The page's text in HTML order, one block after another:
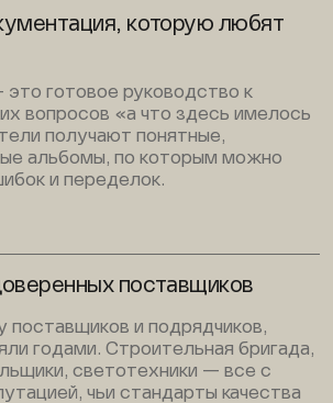
которую любят
готовое руководство к
вопросов «а что здесь имелось
получают понятные,
альбомы, по которым можно
и переделок.
поставщиков
поставщиков и подрядчиков,
годами. Строительная бригада,
светотехники — все с
чьи стандарты качества